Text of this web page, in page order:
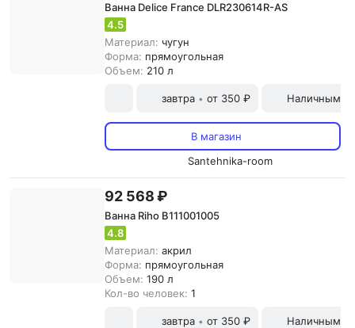
Ванна Delice France DLR230614R-AS
4.5
Материал: чугун
Форма: прямоугольная
Объем: 210 л
завтра • от 350 ₽ Наличными
В магазин
Santehnika-room
92 568 ₽
Ванна Riho B111001005
4.8
Материал: акрил
Форма: прямоугольная
Объем: 190 л
Кол-во человек: 1
завтра • от 350 ₽ Наличными